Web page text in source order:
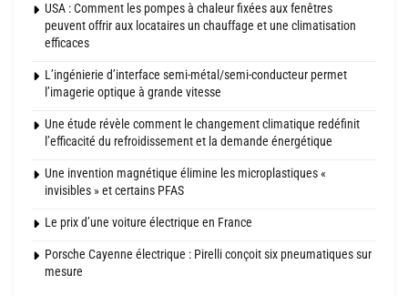
USA : Comment les pompes à chaleur fixées aux fenêtres
peuvent offrir aux locataires un chauffage et une climatisation
efficaces
L’ingénierie d’interface semi-métal/semi-conducteur permet
l’imagerie optique à grande vitesse
Une étude révèle comment le changement climatique redéfinit
l’efficacité du refroidissement et la demande énergétique
Une invention magnétique élimine les microplastiques «
invisibles » et certains PFAS
Le prix d’une voiture électrique en France
Porsche Cayenne électrique : Pirelli conçoit six pneumatiques sur
mesure